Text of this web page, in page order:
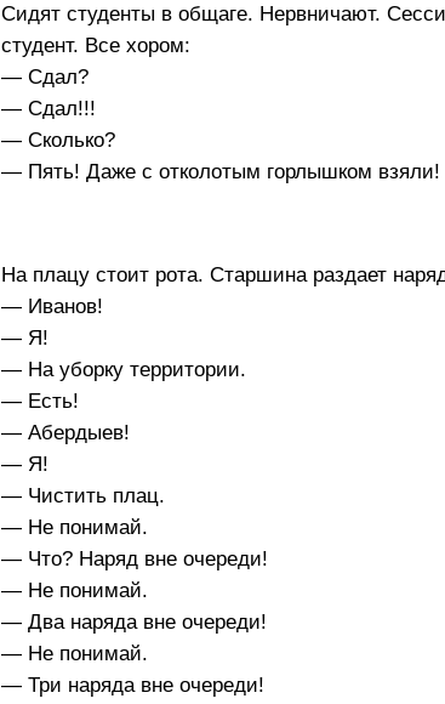
Сидят студенты в общаге. Нервничают.
студент. Все хором:
— Сдал?
— Сдал!!!
— Сколько?
— Пять! Даже с отколотым горлышком взяли!
На плацу стоит рота. Старшина раздает
— Иванов!
— Я!
— На уборку территории.
— Есть!
— Абеpдыев!
— Я!
— Чистить плац.
— Не понимай.
— Что? Наряд вне очереди!
— Не понимай.
— Два наряда вне очереди!
— Не понимай.
— Три наряда вне очереди!